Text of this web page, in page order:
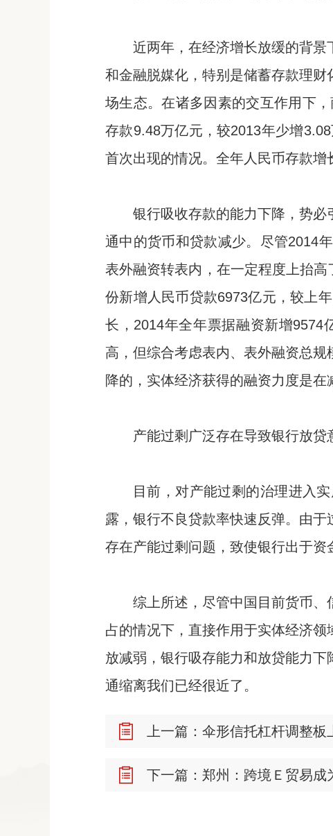
近两年，在经济增长放缓的背
和金融脱媒化，特别是储蓄存款理
场生态。在诸多因素的交互作用下
存款9.48万亿元，较2013年少增
首次出现的情况。全年人民币存款增
银行吸收存款的能力下降，势
通中的货币和贷款减少。尽管2014
表外融资转表内，在一定程度上抬高
份新增人民币贷款6973亿元，较上
长，2014年全年票据融资新增9574
高，但综合考虑表内、表外融资总
降的，实体经济获得的融资力度是在
产能过剩广泛存在导致银行放贷
目前，对产能过剩的治理进入
露，银行不良贷款率快速反弹。由
存在产能过剩问题，致使银行出于资
综上所述，尽管中国目前货币
占的情况下，直接作用于实体经济
放减弱，银行吸存能力和放贷能力
通缩离我们已经很近了。
上一篇：伞形信托杠杆调整
下一篇：郑州：跨境Ｅ贸易成